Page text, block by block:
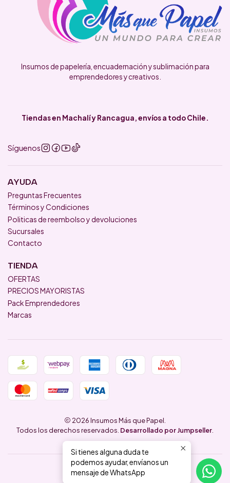
Insumos de papelería, encuadernación y sublimación para
emprendedores y creativos.
Tiendas en Machalí y Rancagua, envíos a todo Chile.
Síguenos
AYUDA
Preguntas Frecuentes
Términos y Condiciones
Politicas de reembolso y devoluciones
Sucursales
Contacto
TIENDA
OFERTAS
PRECIOS MAYORISTAS
Pack Emprendedores
Marcas
2026 Insumos Más que Papel.
Todos los derechos reservados. Desarrollado por Jumpseller
VOLVER ARRIBA
Si tienes alguna duda te
podemos ayudar, envíanos un
mensaje de WhatsApp